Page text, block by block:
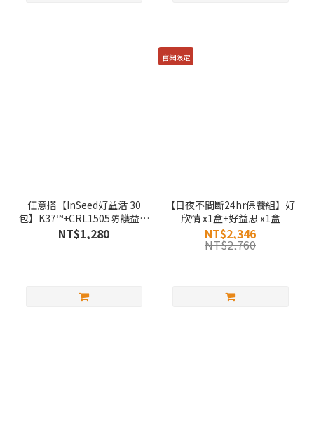
任意搭【InSeed好益活 30
包】K37™+CRL1505防護益生
菌
NT$1,280
官網限定
【日夜不間斷24hr保養組】好
欣情 x1盒+好益思 x1盒
NT$2,346
NT$2,760